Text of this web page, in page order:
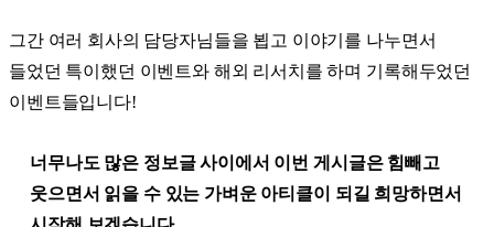
그간 여러 회사의 담당자님들을 뵙고 이야기를 나누면서
들었던 특이했던 이벤트와 해외 리서치를 하며 기록해두었던
이벤트들입니다!
너무나도 많은 정보글 사이에서 이번 게시글은 힘빼고
웃으면서 읽을 수 있는 가벼운 아티클이 되길 희망하면서